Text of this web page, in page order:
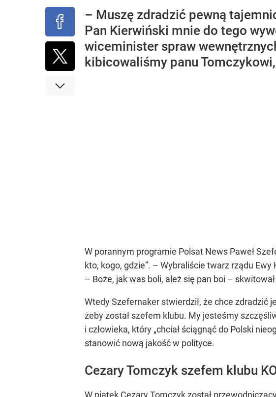
– Muszę zdradzić pewną
Pan Kierwiński mnie do tego
wiceminister spraw
kibicowaliśmy panu
W porannym programie Polsat News Paweł
kto, kogo, gdzie”. – Wybraliście twarz rządu
– Boże, jak was boli, ależ się pan boi –
Wtedy Szefernaker stwierdził, że chce zdradzić
żeby został szefem klubu. My jesteśmy
i człowieka, który „chciał ściągnąć do Polski
stanowić nową jakość w polityce.
Cezary Tomczyk szefem klubu
W piątek Cezary Tomczyk został